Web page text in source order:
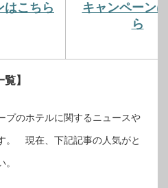
はこちら
キャンペーン
ら
】
プのホテルに関するニュースや
。 現在、下記記事の人気がと